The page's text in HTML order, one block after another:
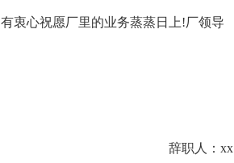
衷心祝愿厂里的业务蒸蒸日上!厂领导
辞职人：xx